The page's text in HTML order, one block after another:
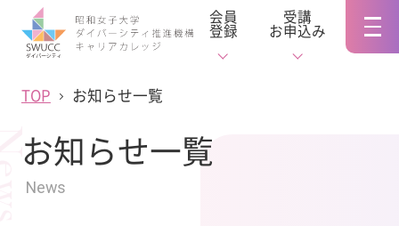
会員
登録
受講
お申込み
TOP お知らせ一覧
お知らせ一覧
News